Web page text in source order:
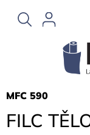
content
FILC
MFC 590